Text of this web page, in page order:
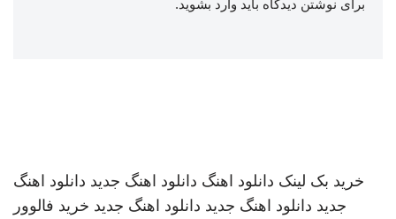
برای نوشتن دیدگاه باید وارد بشوید.
خرید بک لینک دانلود اهنگ دانلود اهنگ جدید دانلود اهنگ
جدید دانلود اهنگ جدید دانلود اهنگ جدید خرید فالوور